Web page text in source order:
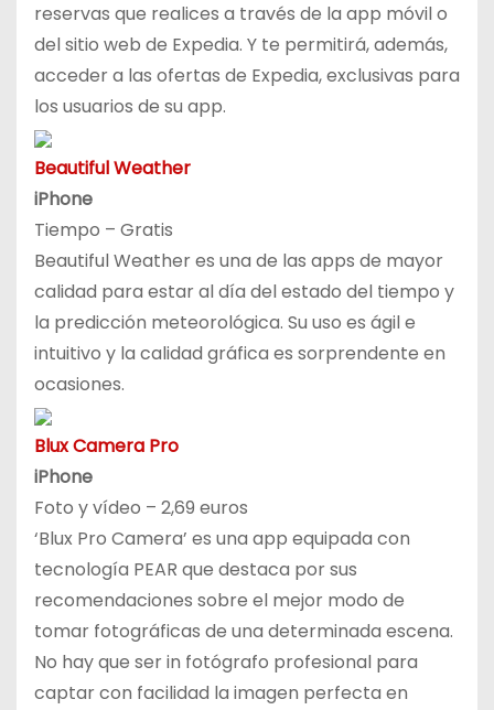
reservas que realices a través de la app móvil o
del sitio web de Expedia. Y te permitirá, además,
acceder a las ofertas de Expedia, exclusivas para
los usuarios de su app.
Beautiful Weather
iPhone
Tiempo – Gratis
Beautiful Weather es una de las apps de mayor
calidad para estar al día del estado del tiempo y
la predicción meteorológica. Su uso es ágil e
intuitivo y la calidad gráfica es sorprendente en
ocasiones.
Blux Camera Pro
iPhone
Foto y vídeo – 2,69 euros
‘Blux Pro Camera’ es una app equipada con
tecnología PEAR que destaca por sus
recomendaciones sobre el mejor modo de
tomar fotográficas de una determinada escena.
No hay que ser in fotógrafo profesional para
captar con facilidad la imagen perfecta en